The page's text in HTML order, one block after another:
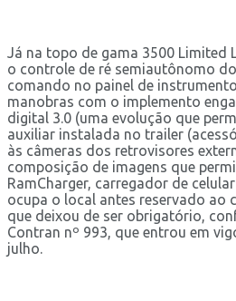
Já na topo de gama 3500
o controle de ré semiautônomo
comando no painel de
manobras com o implemento
digital 3.0 (uma evolução que
auxiliar instalada no trailer
às câmeras dos retrovisores
composição de imagens que
RamCharger, carregador de
ocupa o local antes reservado ao
que deixou de ser obrigatório,
Contran nº 993, que entrou em
julho.